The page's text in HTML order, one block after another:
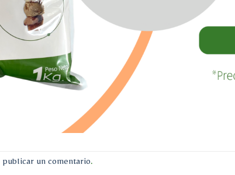
publicar un comentario.